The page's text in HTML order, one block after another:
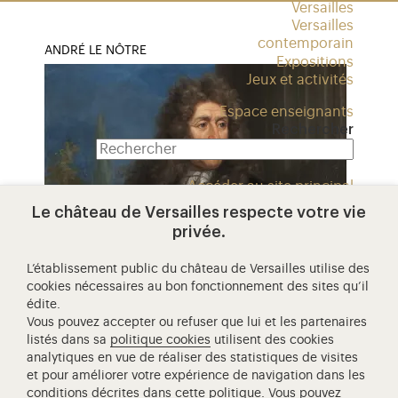
Versailles
Versailles
contemporain
Expositions
Jeux et activités
Espace enseignants
Rechercher
Accéder au site principal
ANDRÉ LE NÔTRE
andré le nôtre
André Le Nôtre
Le château de Versailles respecte votre vie
privée.
L’établissement public du château de Versailles utilise des
cookies nécessaires au bon fonctionnement des sites qu’il
édite.
Vous pouvez accepter ou refuser que lui et les partenaires
listés dans sa politique cookies utilisent des cookies
analytiques en vue de réaliser des statistiques de visites
et pour améliorer votre expérience de navigation dans les
conditions décrites dans cette politique. Vous pouvez